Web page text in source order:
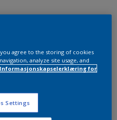
you agree to the storing of cookies
analyze site usage, and
Informasjonskapselerklæring for
Settings